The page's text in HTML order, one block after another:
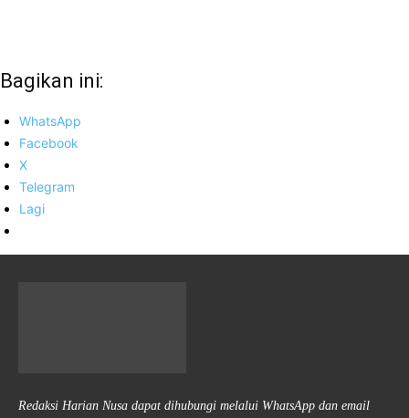
Bagikan ini:
WhatsApp
Facebook
X
Telegram
Lagi
Redaksi Harian Nusa dapat dihubungi melalui WhatsApp dan email